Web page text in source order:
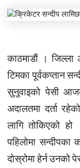
काठमाडाैं ।
टिमका पूर्वकप्तान
सुनुवाइको पेसी
अदालतमा दर्ता
लागि तोकिएको
पहिलोमा
दोस्रोमा हेर्न उनको